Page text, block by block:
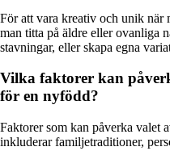
För att vara kreativ och unik när
man titta på äldre eller ovanliga
stavningar, eller skapa egna
Vilka faktorer kan
för en nyfödd?
Faktorer som kan påverka valet
inkluderar familjetraditioner,